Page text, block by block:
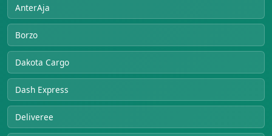
AnterAja
Borzo
Dakota Cargo
Dash Express
Deliveree